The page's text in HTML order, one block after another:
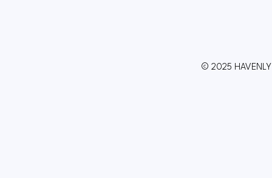
© 2025 HAVENLY